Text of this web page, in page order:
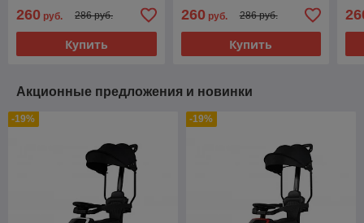
260 руб. 286 руб.
Купить
260 руб. 286 руб.
Купить
Акционные предложения и новинки
-19% -19%